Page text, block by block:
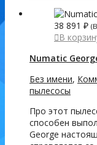
38 891 ₽
В
Numatic
Без имени,
пылесосы
Про этот
способен
George